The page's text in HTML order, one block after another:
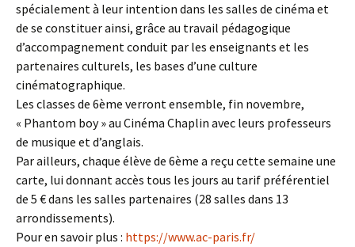
spécialement à leur intention dans les salles de cinéma et
de se constituer ainsi, grâce au travail pédagogique
d’accompagnement conduit par les enseignants et les
partenaires culturels, les bases d’une culture
cinématographique.
Les classes de 6ème verront ensemble, fin novembre,
« Phantom boy » au Cinéma Chaplin avec leurs professeurs
de musique et d’anglais.
Par ailleurs, chaque élève de 6ème a reçu cette semaine une
carte, lui donnant accès tous les jours au tarif préférentiel
de 5 € dans les salles partenaires (28 salles dans 13
arrondissements).
Pour en savoir plus : https://www.ac-paris.fr/